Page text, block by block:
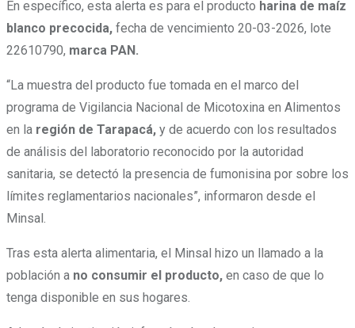
En específico, esta alerta es para el producto harina de maíz
blanco precocida, fecha de vencimiento 20-03-2026, lote
22610790, marca PAN.
“La muestra del producto fue tomada en el marco del
programa de Vigilancia Nacional de Micotoxina en Alimentos
en la región de Tarapacá, y de acuerdo con los resultados
de análisis del laboratorio reconocido por la autoridad
sanitaria, se detectó la presencia de fumonisina por sobre los
límites reglamentarios nacionales”, informaron desde el
Minsal.
Tras esta alerta alimentaria, el Minsal hizo un llamado a la
población a no consumir el producto, en caso de que lo
tenga disponible en sus hogares.